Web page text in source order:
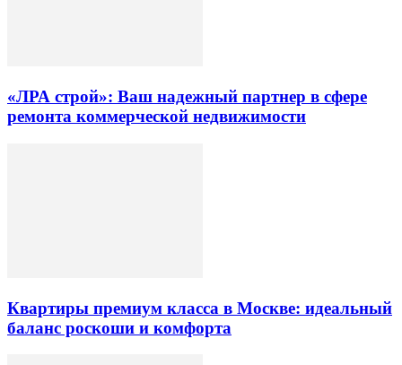
«ЛРА строй»: Ваш надежный партнер в сфере
ремонта коммерческой недвижимости
Квартиры премиум класса в Москве: идеальный
баланс роскоши и комфорта